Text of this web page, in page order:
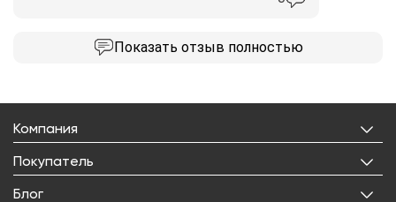
Показать отзыв полностью
Компания
О нас
Покупатель
Личный кабинет
Блог